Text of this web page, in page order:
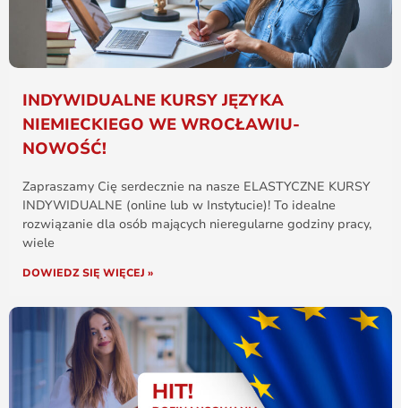
INDYWIDUALNE KURSY JĘZYKA
NIEMIECKIEGO WE WROCŁAWIU-
NOWOŚĆ!
Zapraszamy Cię serdecznie na nasze ELASTYCZNE KURSY
INDYWIDUALNE (online lub w Instytucie)! To idealne
rozwiązanie dla osób mających nieregularne godziny pracy,
wiele
DOWIEDZ SIĘ WIĘCEJ »